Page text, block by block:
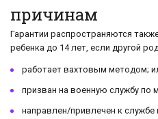
причинам
Гарантии распространяются
ребенка до 14 лет, если другой
работает вахтовым методом;
призван на военную службу по
направлен/привлечен к службе